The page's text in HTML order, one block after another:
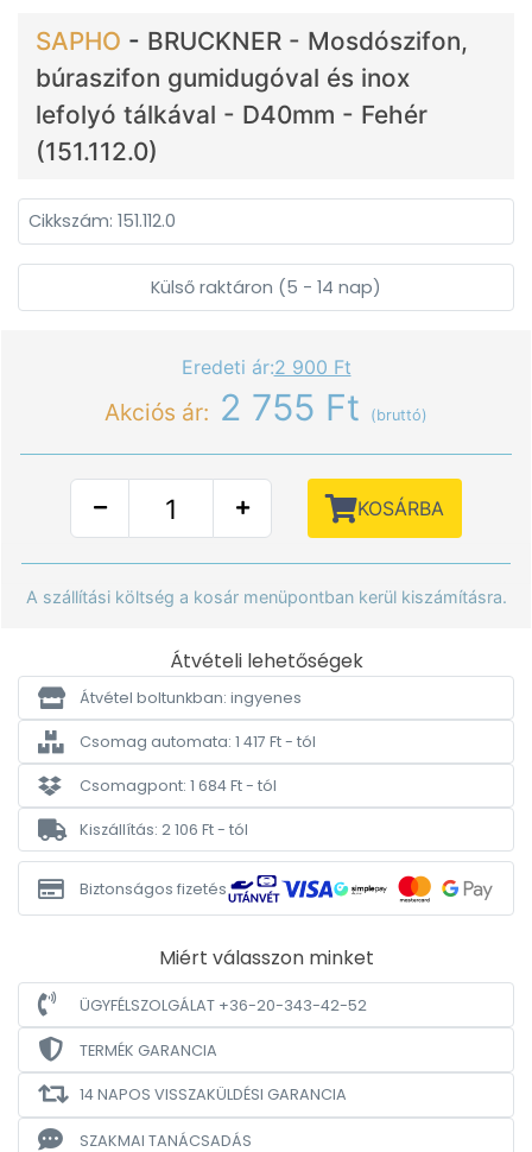
SAPHO - BRUCKNER - Mosdószifon,
búraszifon gumidugóval és inox
lefolyó tálkával - D40mm - Fehér
(151.112.0)
Cikkszám: 151.112.0
Külső raktáron (5 - 14 nap)
Eredeti ár:2 900 Ft
Akciós ár: 2 755 Ft (bruttó)
KOSÁRBA
A szállítási költség a kosár menüpontban kerül kiszámításra.
Átvételi lehetőségek
Átvétel boltunkban: ingyenes
Csomag automata: 1 417 Ft - tól
Csomagpont: 1 684 Ft - tól
Kiszállítás: 2 106 Ft - tól
Biztonságos fizetés
Miért válasszon minket
ÜGYFÉLSZOLGÁLAT +36-20-343-42-52
TERMÉK GARANCIA
14 NAPOS VISSZAKÜLDÉSI GARANCIA
SZAKMAI TANÁCSADÁS